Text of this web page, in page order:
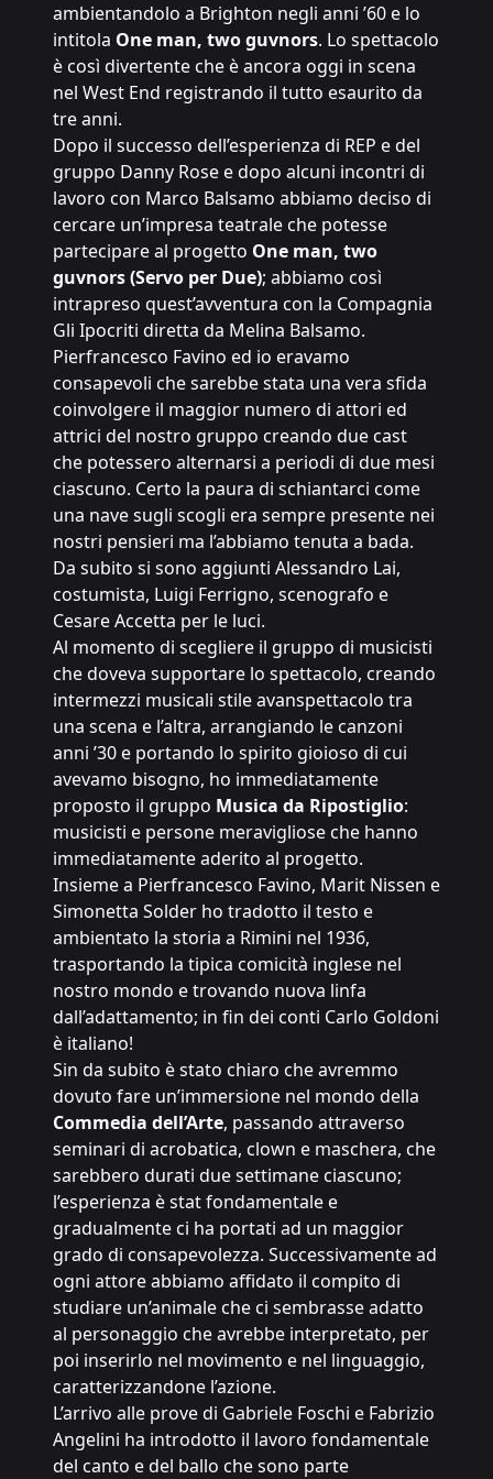
ambientandolo a Brighton negli anni ’60 e lo
intitola One man, two guvnors. Lo spettacolo
è così divertente che è ancora oggi in scena
nel West End registrando il tutto esaurito da
tre anni.
Dopo il successo dell’esperienza di REP e del
gruppo Danny Rose e dopo alcuni incontri di
lavoro con Marco Balsamo abbiamo deciso di
cercare un’impresa teatrale che potesse
partecipare al progetto One man, two
guvnors (Servo per Due); abbiamo così
intrapreso quest’avventura con la Compagnia
Gli Ipocriti diretta da Melina Balsamo.
Pierfrancesco Favino ed io eravamo
consapevoli che sarebbe stata una vera sfida
coinvolgere il maggior numero di attori ed
attrici del nostro gruppo creando due cast
che potessero alternarsi a periodi di due mesi
ciascuno. Certo la paura di schiantarci come
una nave sugli scogli era sempre presente nei
nostri pensieri ma l’abbiamo tenuta a bada.
Da subito si sono aggiunti Alessandro Lai,
costumista, Luigi Ferrigno, scenografo e
Cesare Accetta per le luci.
Al momento di scegliere il gruppo di musicisti
che doveva supportare lo spettacolo, creando
intermezzi musicali stile avanspettacolo tra
una scena e l’altra, arrangiando le canzoni
anni ’30 e portando lo spirito gioioso di cui
avevamo bisogno, ho immediatamente
proposto il gruppo Musica da Ripostiglio:
musicisti e persone meravigliose che hanno
immediatamente aderito al progetto.
Insieme a Pierfrancesco Favino, Marit Nissen e
Simonetta Solder ho tradotto il testo e
ambientato la storia a Rimini nel 1936,
trasportando la tipica comicità inglese nel
nostro mondo e trovando nuova linfa
dall’adattamento; in fin dei conti Carlo Goldoni
è italiano!
Sin da subito è stato chiaro che avremmo
dovuto fare un’immersione nel mondo della
Commedia dell’Arte, passando attraverso
seminari di acrobatica, clown e maschera, che
sarebbero durati due settimane ciascuno;
l’esperienza è stat fondamentale e
gradualmente ci ha portati ad un maggior
grado di consapevolezza. Successivamente ad
ogni attore abbiamo affidato il compito di
studiare un’animale che ci sembrasse adatto
al personaggio che avrebbe interpretato, per
poi inserirlo nel movimento e nel linguaggio,
caratterizzandone l’azione.
L’arrivo alle prove di Gabriele Foschi e Fabrizio
Angelini ha introdotto il lavoro fondamentale
del canto e del ballo che sono parte